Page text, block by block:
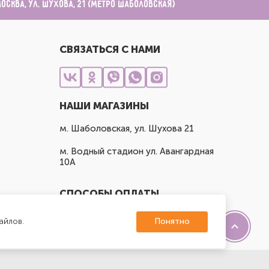
ул. Шухова, 21 (метро Шаболовская)
СВЯЗАТЬСЯ С НАМИ
НАШИ МАГАЗИНЫ
м. Шаболовская, ул. Шухова 21
м. Водный стадион ул. Авангардная
10А
СПОСОБЫ ОПЛАТЫ
Понятно